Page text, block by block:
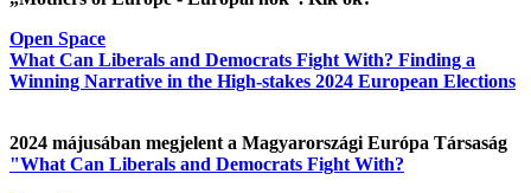
Open Space
What Can Liberals and Democrats Fight With? Finding a
Winning Narrative in the High-stakes 2024 European Elections
2024 májusában megjelent a Magyarországi Európa Társaság
"What Can Liberals and Democrats Fight With?